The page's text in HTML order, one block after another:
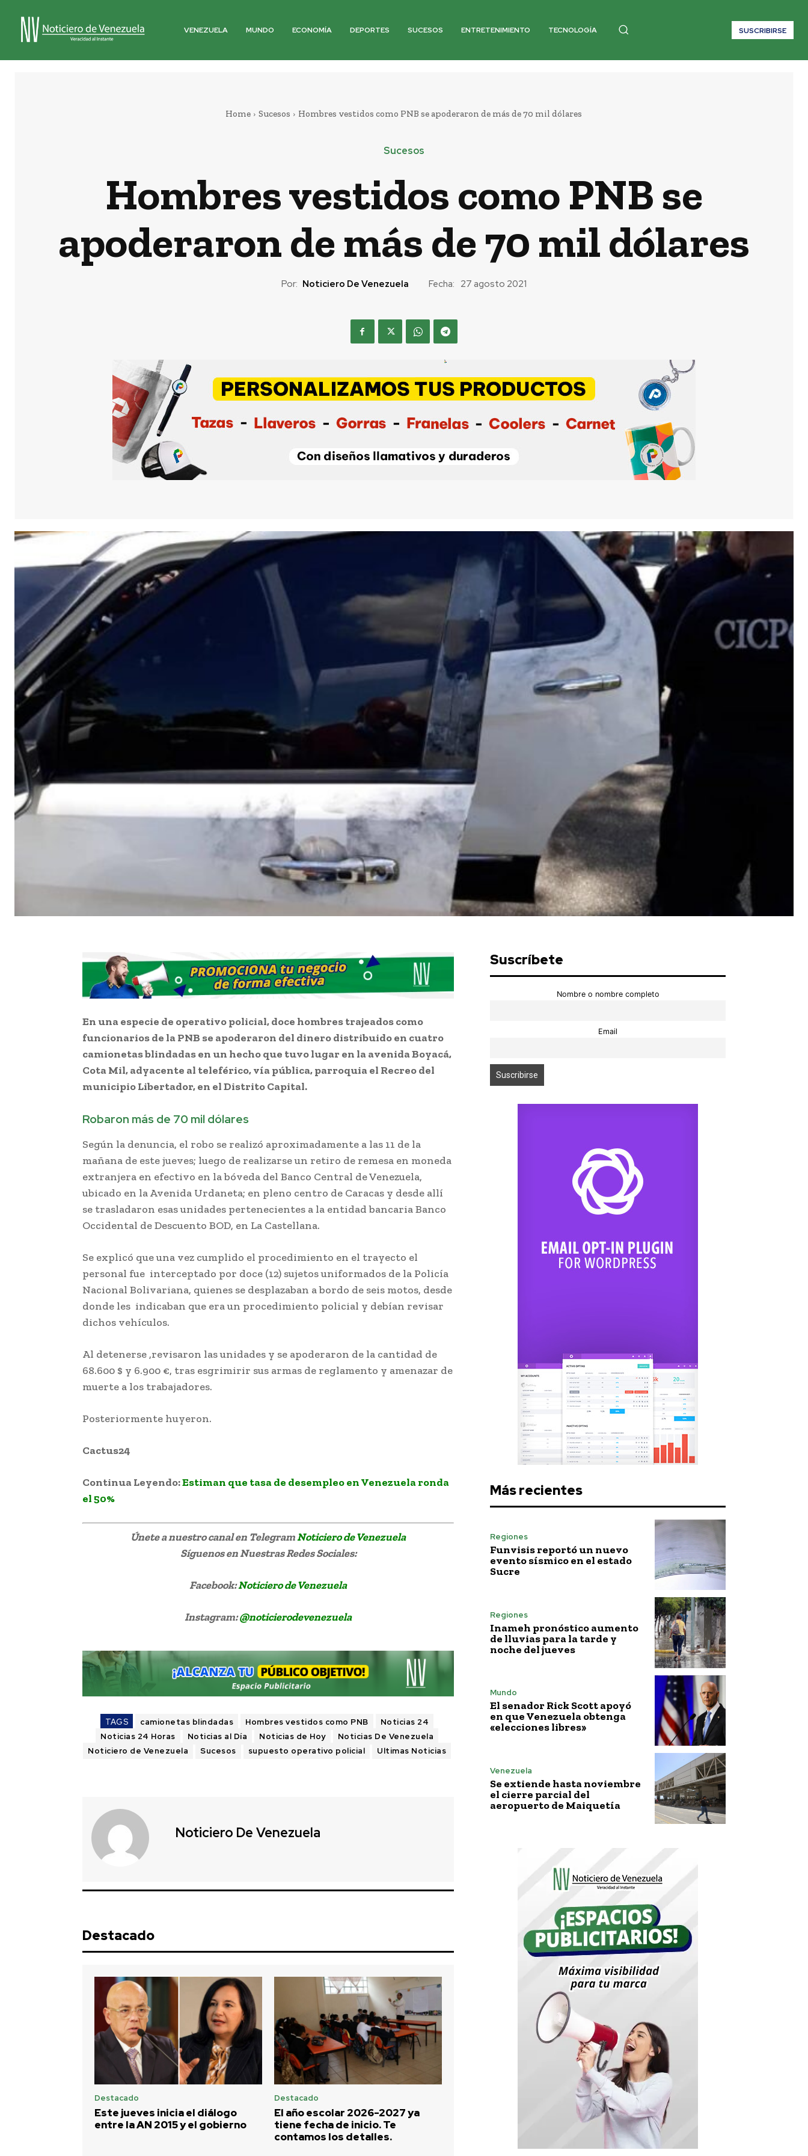
VENEZUELA MUNDO ECONOMÍA DEPORTES SUCESOS ENTRETENIMIENTO TECNOLOGÍA SUSCRIBIRSE
Home Sucesos Hombres vestidos como PNB se apoderaron de más de 70 mil dólares
Sucesos
Hombres vestidos como PNB se
apoderaron de más de 70 mil dólares
Por: Noticiero De Venezuela Fecha: 27 agosto 2021
En una especie de operativo policial, doce hombres trajeados como
funcionarios de la PNB se apoderaron del dinero distribuido en cuatro
camionetas blindadas en un hecho que tuvo lugar en la avenida Boyacá,
Cota Mil, adyacente al teleférico, vía pública, parroquia el Recreo del
municipio Libertador, en el Distrito Capital.
Robaron más de 70 mil dólares
Según la denuncia, el robo se realizó aproximadamente a las 11 de la
mañana de este jueves; luego de realizarse un retiro de remesa en moneda
extranjera en efectivo en la bóveda del Banco Central de Venezuela,
ubicado en la Avenida Urdaneta; en pleno centro de Caracas y desde allí
se trasladaron esas unidades pertenecientes a la entidad bancaria Banco
Occidental de Descuento BOD, en La Castellana.
Se explicó que una vez cumplido el procedimiento en el trayecto el
personal fue interceptado por doce (12) sujetos uniformados de la Policía
Nacional Bolivariana, quienes se desplazaban a bordo de seis motos, desde
donde les indicaban que era un procedimiento policial y debían revisar
dichos vehículos.
Al detenerse ,revisaron las unidades y se apoderaron de la cantidad de
68.600 $ y 6.900 €, tras esgrimirir sus armas de reglamento y amenazar de
muerte a los trabajadores.
Posteriormente huyeron.
Cactus24
Continua Leyendo:Estiman que tasa de desempleo en Venezuela ronda
el 50%
Únete a nuestro canal en TelegramNoticiero de Venezuela
Síguenosen Nuestras Redes Sociales:
Facebook:Noticiero de Venezuela
Instagram:@noticierodevenezuela
TAGS camionetas blindadas Hombres vestidos como PNB
Noticias 24
Noticias 24 Horas
Noticias al Día Noticias de Hoy
Noticias De Venezuela
Noticiero de Venezuela
Sucesos supuesto operativo policial Ultimas Noticias
Noticiero De Venezuela
Destacado
Destacado
Este jueves inicia el diálogo
entre la AN 2015 y el gobierno
Destacado
El año escolar 2026-2027 ya
tiene fecha de inicio. Te
contamos los detalles.
Suscríbete
Nombre o nombre completo
Email
Más recientes
Regiones
Funvisis reportó un nuevo
evento sísmico en el estado
Sucre
Regiones
Inameh pronóstico aumento
de lluvias para la tarde y
noche del jueves
Mundo
El senador Rick Scott apoyó
en que Venezuela obtenga
«elecciones libres»
Venezuela
Se extiende hasta noviembre
el cierre parcial del
aeropuerto de Maiquetía